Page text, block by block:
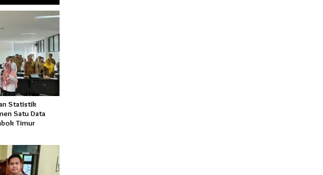
Statistik
Satu Data
Timur